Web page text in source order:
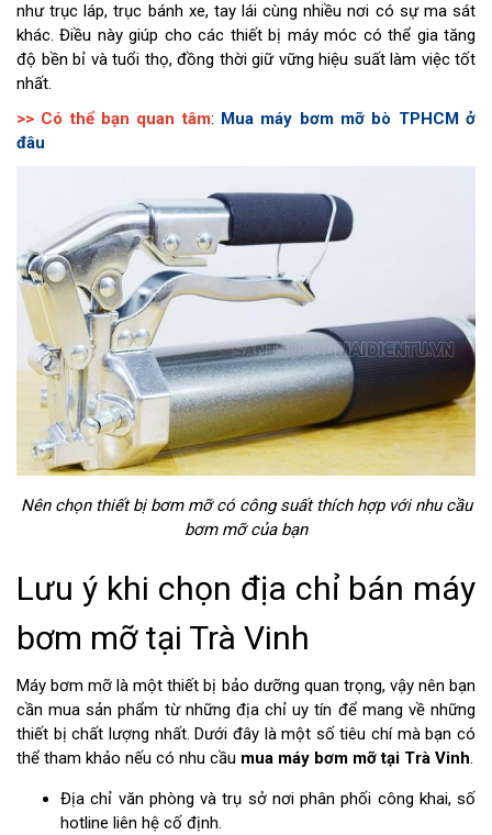
như trục láp, trục bánh xe, tay lái cùng nhiều nơi có sự ma sát
khác. Điều này giúp cho các thiết bị máy móc có thể gia tăng
độ bền bỉ và tuổi thọ, đồng thời giữ vững hiệu suất làm việc tốt
nhất.
>> Có thể bạn quan tâm: Mua máy bơm mỡ bò TPHCM ở
đâu
Nên chọn thiết bị bơm mỡ có công suất thích hợp với nhu cầu
bơm mỡ của bạn
Lưu ý khi chọn địa chỉ bán máy
bơm mỡ tại Trà Vinh
Máy bơm mỡ là một thiết bị bảo dưỡng quan trọng, vậy nên bạn
cần mua sản phẩm từ những địa chỉ uy tín để mang về những
thiết bị chất lượng nhất. Dưới đây là một số tiêu chí mà bạn có
thể tham khảo nếu có nhu cầu mua máy bơm mỡ tại Trà Vinh.
Địa chỉ văn phòng và trụ sở nơi phân phối công khai, số
hotline liên hệ cố định.